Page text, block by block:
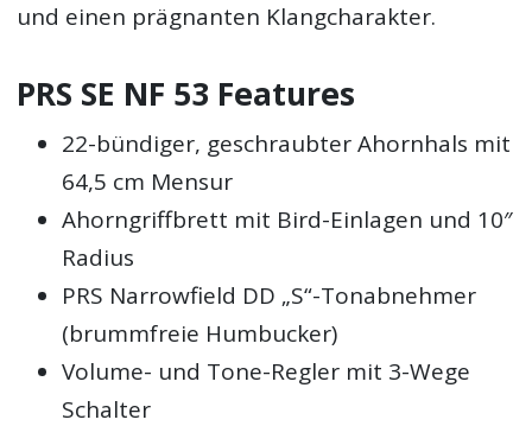
und einen prägnanten Klangcharakter.
PRS SE NF 53 Features
22-bündiger, geschraubter Ahornhals mit
64,5 cm Mensur
Ahorngriffbrett mit Bird-Einlagen und 10″
Radius
PRS Narrowfield DD „S“-Tonabnehmer
(brummfreie Humbucker)
Volume- und Tone-Regler mit 3-Wege
Schalter